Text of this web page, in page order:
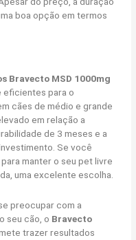
boa opção em termos
Bravecto MSD 1000mg
eficientes para o
cães de médio e grande
em relação a
de 3 meses e a
Se você
manter o seu pet livre
uma excelente escolha.
preocupar com a
seu cão, o Bravecto
trazer resultados